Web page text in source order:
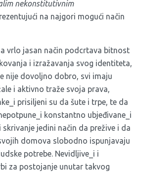
nekonstitutivnim
na najgori mogući način
vrlo jasan način podcrtava bitnost
i izražavanja svog identiteta,
nije dovoljno dobro, svi imaju
i aktivno traže svoja prava,
prisiljeni su da šute i trpe, te da
konstantno ubjeđivane_i
jedini način da prežive i da
domova slobodno ispunjavaju
potrebe. Nevidljive_i i
za postojanje unutar takvog